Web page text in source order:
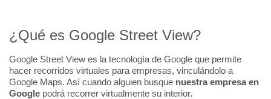
¿Qué es Google Street View?
Google Street View es la tecnología de Google que permite
hacer recorridos virtuales para empresas, vinculándolo a
Google Maps. Así cuando alguien busque nuestra empresa en
Google podrá recorrer virtualmente su interior.